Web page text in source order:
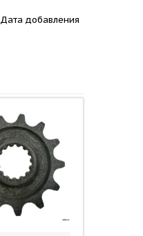
Дата добавления